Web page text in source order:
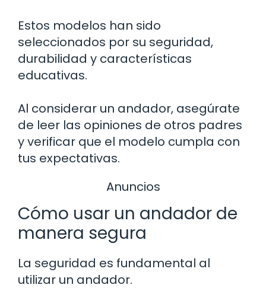
Estos modelos han sido
seleccionados por su seguridad,
durabilidad y características
educativas.
Al considerar un andador, asegúrate
de leer las opiniones de otros padres
y verificar que el modelo cumpla con
tus expectativas.
Anuncios
Cómo usar un andador de
manera segura
La seguridad es fundamental al
utilizar un andador.